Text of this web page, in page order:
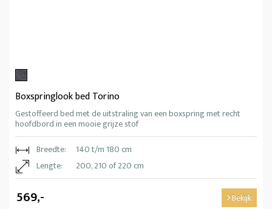
Boxspringlook bed Torino
Gestoffeerd bed met de uitstraling van een boxspring met recht
hoofdbord in een mooie grijze stof
Breedte:
140 t/m 180 cm
Lengte:
200, 210 of 220 cm
569,- Bekijk